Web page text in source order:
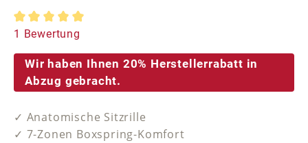
Durchschnittliche Bewertung von 5 von 5 Sternen
1 Bewertung
Wir haben Ihnen 20% Herstellerrabatt in
Abzug gebracht.
✓ Anatomische Sitzrille
✓ 7-Zonen Boxspring-Komfort